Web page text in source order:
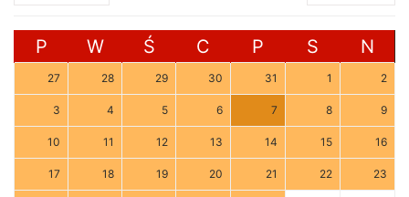
P W Ś C P S N
27 28 29 30 31 1 2
3 4 5 6 7 8 9
10 11 12 13 14 15 16
17 18 19 20 21 22 23